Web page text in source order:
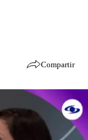
Compartir